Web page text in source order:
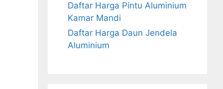
Daftar Harga Pintu Aluminium
Kamar Mandi
Daftar Harga Daun Jendela
Aluminium